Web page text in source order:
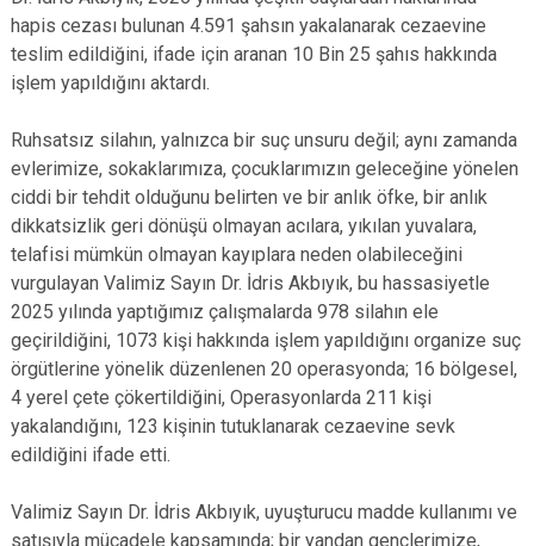
hapis cezası bulunan 4.591 şahsın yakalanarak cezaevine
teslim edildiğini, ifade için aranan 10 Bin 25 şahıs hakkında
işlem yapıldığını aktardı.
Ruhsatsız silahın, yalnızca bir suç unsuru değil; aynı zamanda
evlerimize, sokaklarımıza, çocuklarımızın geleceğine yönelen
ciddi bir tehdit olduğunu belirten ve bir anlık öfke, bir anlık
dikkatsizlik geri dönüşü olmayan acılara, yıkılan yuvalara,
telafisi mümkün olmayan kayıplara neden olabileceğini
vurgulayan Valimiz Sayın Dr. İdris Akbıyık, bu hassasiyetle
2025 yılında yaptığımız çalışmalarda 978 silahın ele
geçirildiğini, 1073 kişi hakkında işlem yapıldığını organize suç
örgütlerine yönelik düzenlenen 20 operasyonda; 16 bölgesel,
4 yerel çete çökertildiğini, Operasyonlarda 211 kişi
yakalandığını, 123 kişinin tutuklanarak cezaevine sevk
edildiğini ifade etti.
Valimiz Sayın Dr. İdris Akbıyık, uyuşturucu madde kullanımı ve
satışıyla mücadele kapsamında; bir yandan gençlerimize,